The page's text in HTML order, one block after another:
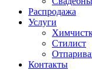
Распродажа
Услуги
Стилист
Контакты